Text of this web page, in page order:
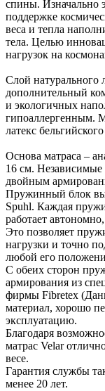
спины. Изначально
поддержке
веса и тепла
тела. Целью
нагрузок на
Слой натурального
дополнительный
и экологичных
гипоаллергенным.
латекс
Основа матраса –
16 см. Независимые
двойным
Пружинный блок
Spuhl. Каждая
работает
Это позволяет
нагрузки и точно
любой его
С обеих сторон
армирования из
фирмы Fibretex
материал, хорошо
эксплуатацию.
Благодаря
матрас Velar
весе.
Гарантия службы
менее 20 лет.